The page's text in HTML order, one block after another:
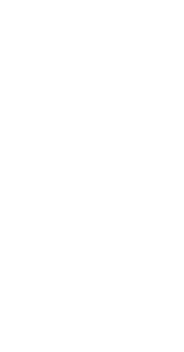
y profundizar la relación
de
que